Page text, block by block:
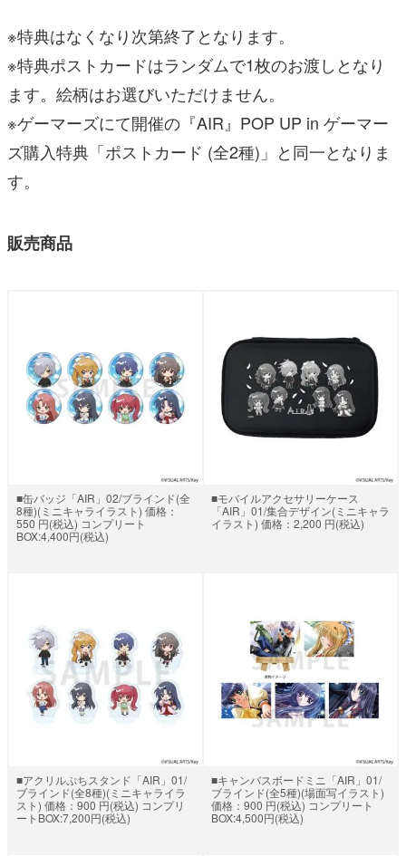
※特典はなくなり次第終了となります。
※特典ポストカードはランダムで1枚のお渡しとなり
ます。絵柄はお選びいただけません。
※ゲーマーズにて開催の『AIR』POP UP in ゲーマー
ズ購入特典「ポストカード (全2種)」と同一となりま
す。
販売商品
■缶バッジ「AIR」02/ブラインド(全
8種)(ミニキャライラスト) 価格：
550 円(税込) コンプリート
BOX:4,400円(税込)
■モバイルアクセサリーケース
「AIR」01/集合デザイン(ミニキャラ
イラスト) 価格：2,200 円(税込)
■アクリルぷちスタンド「AIR」01/
ブラインド(全8種)(ミニキャライラ
スト) 価格：900 円(税込) コンプリ
ートBOX:7,200円(税込)
■キャンバスボードミニ「AIR」01/
ブラインド(全5種)(場面写イラスト)
価格：900 円(税込) コンプリート
BOX:4,500円(税込)